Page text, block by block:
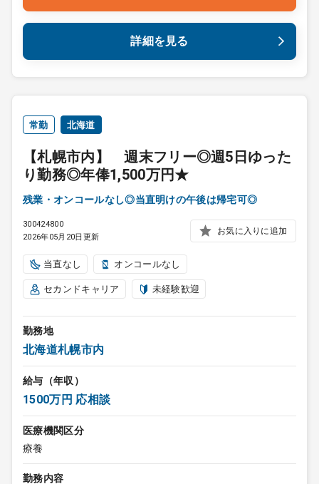
詳細を見る
常勤 北海道
【札幌市内】 週末フリー◎週5日ゆった
り勤務◎年俸1,500万円★
残業・オンコールなし◎当直明けの午後は帰宅可◎
300424800
2026年05月20日更新
お気に入りに追加
当直なし オンコールなし
セカンドキャリア 未経験歓迎
勤務地
北海道札幌市内
給与（年収）
1500万円 応相談
医療機関区分
療養
勤務内容